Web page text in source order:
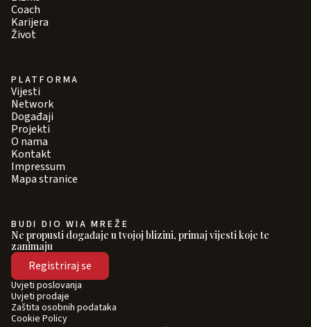
Coach
Karijera
Život
PLATFORMA
Vijesti
Network
Događaji
Projekti
O nama
Kontakt
Impressum
Mapa stranice
BUDI DIO WIA MREŽE
Ne propusti događaje u tvojoj blizini, primaj vijesti koje te
zanimaju
Registriraj se
Uvjeti poslovanja
Uvjeti prodaje
Zaštita osobnih podataka
Cookie Policy